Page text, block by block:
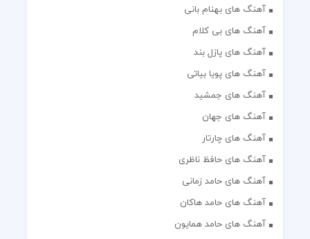
آهنگ های بهنام بانی
آهنگ های بی کلام
آهنگ های پازل بند
آهنگ های پویا بیاتی
آهنگ های جمشید
آهنگ های جهان
آهنگ های چارتار
آهنگ های حافظ ناظری
آهنگ های حامد زمانی
آهنگ های حامد هاکان
آهنگ های حامد همایون